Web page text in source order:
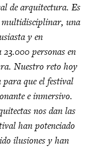
de arquitectura. Es
una
y en
personas en
Nuestro reto hoy
que el festival
e inmersivo.
nos dan las
han potenciado
ilusiones y han